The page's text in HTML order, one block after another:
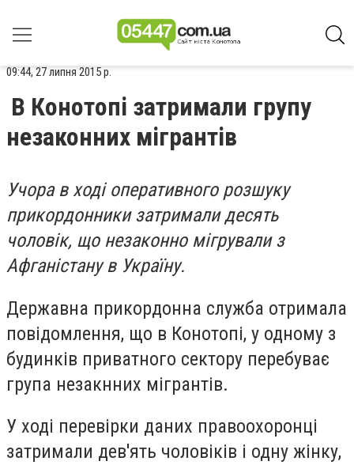
09:44, 27 липня 2015 р.
В Конотопі затримали групу
незаконних мігрантів
Учора в ході оперативного розшуку
прикордонники затримали десять
чоловік, що незаконно мігрували з
Афганістану в Україну.
Державна прикордонна служба отримала
повідомлення, що в Конотопі, у одному з
будинків приватного сектору перебуває
група незакнних мігрантів.
У ході перевірки даних правоохоронці
затримали дев'ять чоловіків і одну жінку,